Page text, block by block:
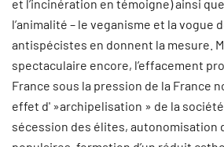
et l’incinération en témoigne) ainsi
l’animalité – le veganisme et la vogue
antispécistes en donnent la mesure.
spectaculaire encore, l’effacement
France sous la pression de la France
effet d' »archipelisation » de la
sécession des élites, autonomisation